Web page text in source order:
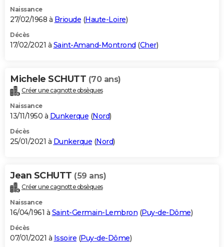
Naissance
27/02/1968 à Brioude (Haute-Loire)
Décès
17/02/2021 à Saint-Amand-Montrond (Cher)
Michele SCHUTT (70 ans)
Créer une cagnotte obsèques
Naissance
13/11/1950 à Dunkerque (Nord)
Décès
25/01/2021 à Dunkerque (Nord)
Jean SCHUTT (59 ans)
Créer une cagnotte obsèques
Naissance
16/04/1961 à Saint-Germain-Lembron (Puy-de-Dôme)
Décès
07/01/2021 à Issoire (Puy-de-Dôme)